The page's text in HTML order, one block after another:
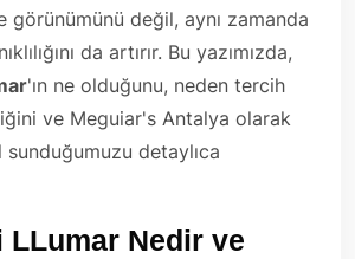
görünümünü değil, aynı zamanda
da artırır. Bu yazımızda,
'ın ne olduğunu, neden tercih
ve Meguiar's Antalya olarak
sunduğumuzu detaylıca
LLumar Nedir ve